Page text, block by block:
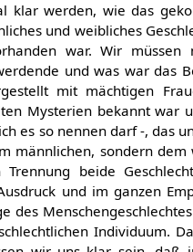
klar werden, wie das
und weibliches
war. Wir
und was war das
mit mächtigen
Mysterien bekannt war
es so nennen darf -, das
männlichen, sondern
beide
und im ganzen
des
Individuum.